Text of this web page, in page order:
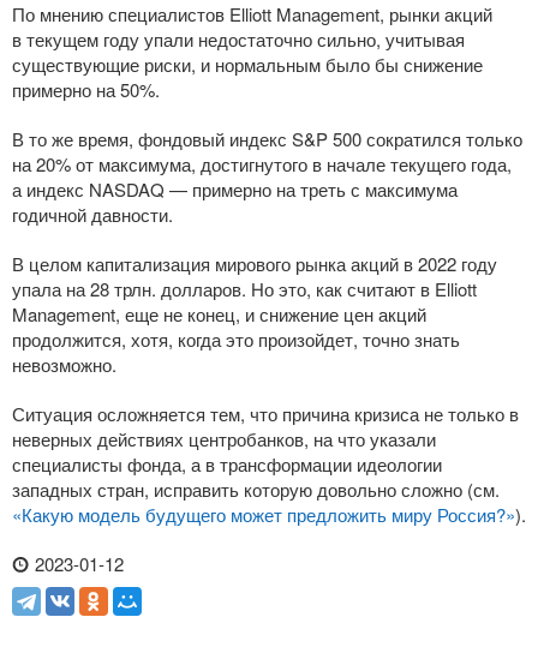
По мнению специалистов Elliott Management, рынки акций
в текущем году упали недостаточно сильно, учитывая
существующие риски, и нормальным было бы снижение
примерно на 50%.
В то же время, фондовый индекс S&P 500 сократился только
на 20% от максимума, достигнутого в начале текущего года,
а индекс NASDAQ — примерно на треть с максимума
годичной давности.
В целом капитализация мирового рынка акций в 2022 году
упала на 28 трлн. долларов. Но это, как считают в Elliott
Management, еще не конец, и снижение цен акций
продолжится, хотя, когда это произойдет, точно знать
невозможно.
Ситуация осложняется тем, что причина кризиса не только в
неверных действиях центробанков, на что указали
специалисты фонда, а в трансформации идеологии
западных стран, исправить которую довольно сложно (см.
«Какую модель будущего может предложить миру Россия?»).
2023-01-12